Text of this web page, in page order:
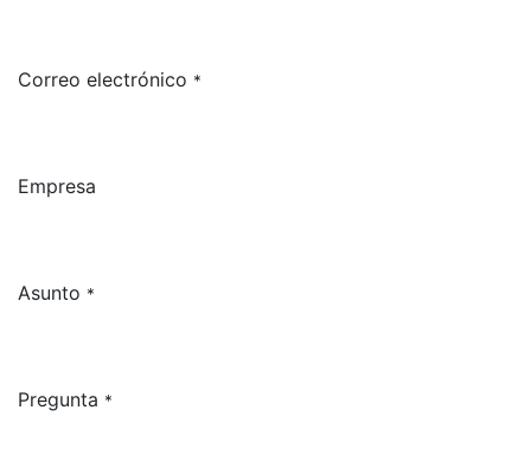
Correo electrónico *
Empresa
Asunto *
Pregunta *